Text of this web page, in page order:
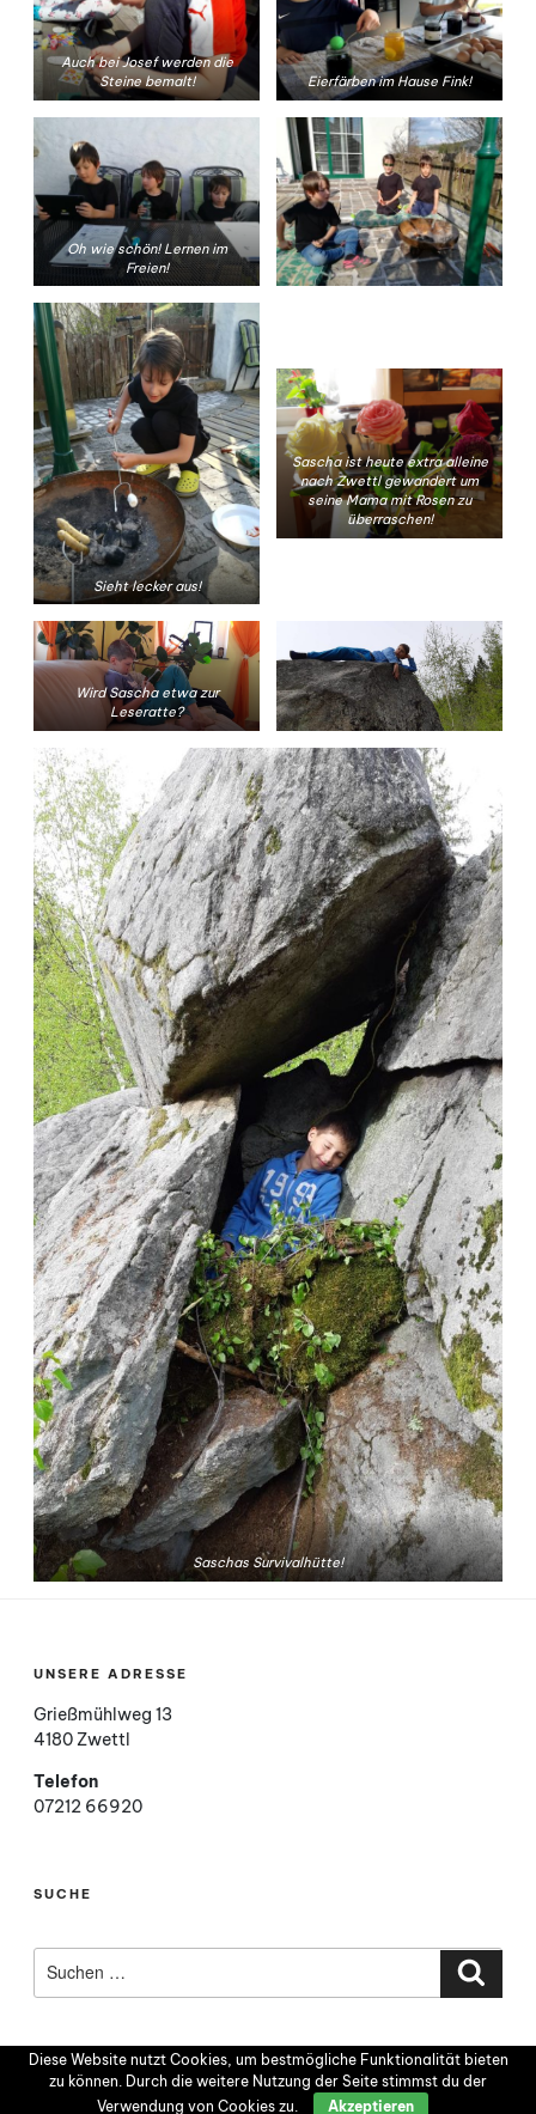
Auch bei Josef werden die
Steine bemalt!
Eierfärben im Hause Fink!
Oh wie schön! Lernen im
Freien!
Sieht lecker aus!
Sascha ist heute extra alleine
nach Zwettl gewandert um
seine Mama mit Rosen zu
überraschen!
Wird Sascha etwa zur
Leseratte?
Saschas Survivalhütte!
UNSERE ADRESSE
Grießmühlweg 13
4180 Zwettl
Telefon
07212 66920
SUCHE
Suchen
nach:
Diese Website nutzt Cookies, um bestmögliche Funktionalität bieten
zu können. Durch die weitere Nutzung der Seite stimmst du der
Verwendung von Cookies zu.
Akzeptieren